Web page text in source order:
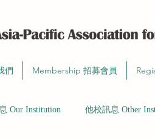
們 Membership 招募會員
Our Institution 他校訊息 Other